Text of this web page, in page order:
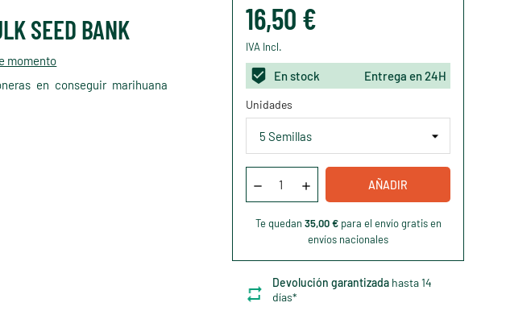
SEED BANK
momento
en conseguir marihuana
16,50 €
IVA Incl.
En stock Entrega en 24H
Unidades
AÑADIR
Te quedan 35,00 €para el envío gratis en
envíos nacionales
Devolución garantizada hasta 14
días*